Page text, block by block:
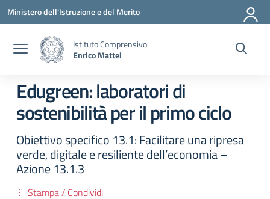
Vai ai contenuti
Vai al menu di navigazione
Vai al footer
Ministero dell'Istruzione e del Merito
Istituto Comprensivo
Enrico Mattei
Edugreen: laboratori di
sostenibilità per il primo ciclo
Obiettivo specifico 13.1: Facilitare una ripresa
verde, digitale e resiliente dell’economia –
Azione 13.1.3
Stampa / Condividi